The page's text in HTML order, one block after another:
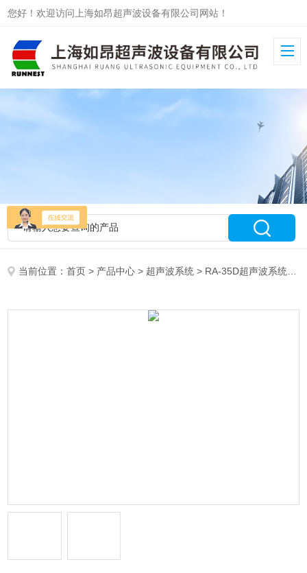
您好！欢迎访问上海如昂超声波设备有限公司网站！
当前位置：首页 > 产品中心 > 超声波系统 > RA-35D超声波系统